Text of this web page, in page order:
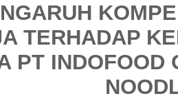
TERHADAP
PT INDOFOOD